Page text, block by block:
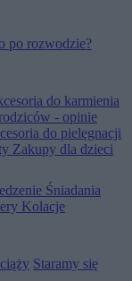
po rozwodzie?
do karmienia
- opinie
do pielęgnacji
Zakupy dla dzieci
Śniadania
Kolacje
Staramy się